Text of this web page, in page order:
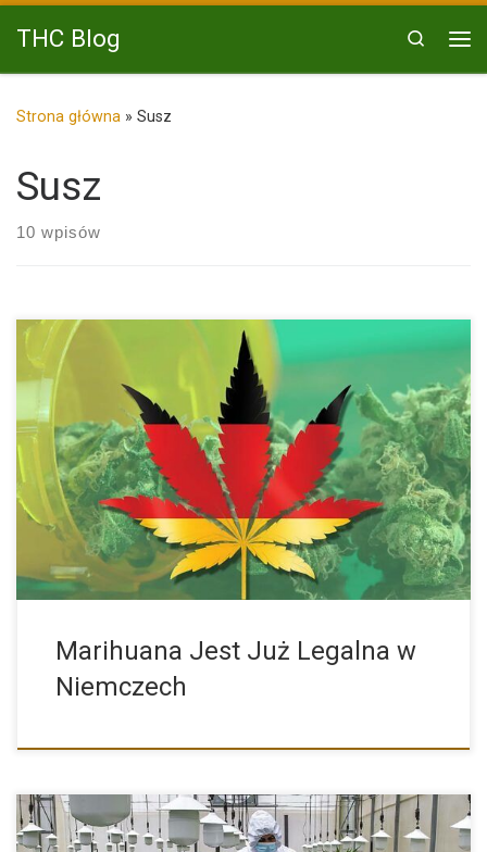
Przejdź do treści
THC Blog
Search
Strona główna » Susz
Susz
10 wpisów
Niemcy legalizują marihuanę – ile marihuany można mieć teraz
przy […]
Marihuana Jest Już Legalna w
Niemczech